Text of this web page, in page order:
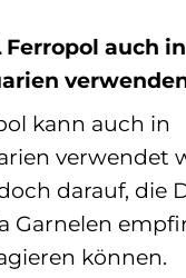
Ferropol auch in
kann auch in
verwendet
darauf, die
Garnelen
können.